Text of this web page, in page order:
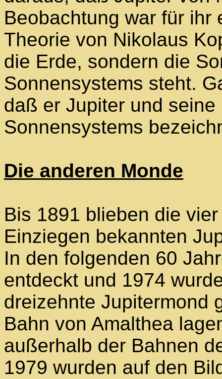
Beobachtung war für
Theorie von Nikolaus
die Erde, sondern die
Sonnensystems steht.
daß er Jupiter und
Sonnensystems
Die anderen Monde
Bis 1891 blieben die
Einziegen bekannten
In den folgenden 60
entdeckt und 1974
dreizehnte Jupitermond
Bahn von Amalthea
außerhalb der Bahnen
1979 wurden auf den